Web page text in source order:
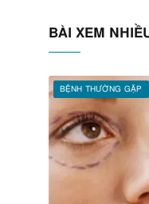
BÀI XEM
BỆNH THƯỜNG GẶP